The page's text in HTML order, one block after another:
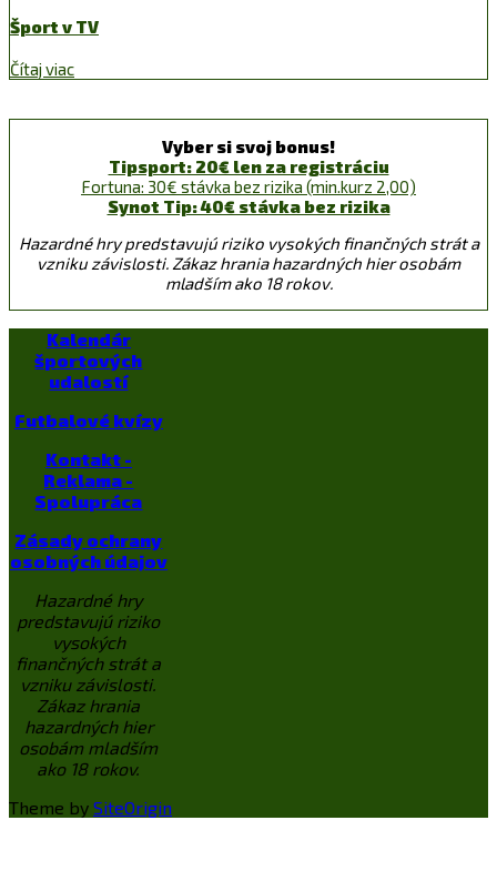
Šport v TV
Čítaj viac
Vyber si svoj bonus!
Tipsport: 20€ len za registráciu
Fortuna: 30€ stávka bez rizika (min.kurz 2,00)
Synot Tip: 40€ stávka bez rizika
Hazardné hry predstavujú riziko vysokých finančných strát a
vzniku závislosti. Zákaz hrania hazardných hier osobám
mladším ako 18 rokov.
Kalendár
športových
udalostí
Futbalové kvízy
Kontakt -
Reklama -
Spolupráca
Zásady ochrany
osobných údajov
Hazardné hry
predstavujú riziko
vysokých
finančných strát a
vzniku závislosti.
Zákaz hrania
hazardných hier
osobám mladším
ako 18 rokov.
Theme by SiteOrigin